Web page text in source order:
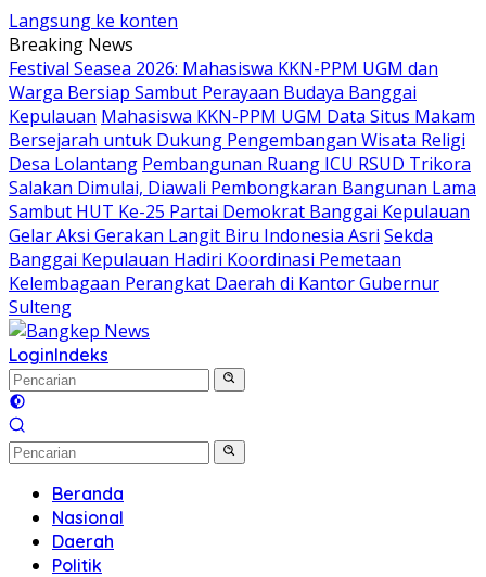
Langsung ke konten
Breaking News
Festival Seasea 2026: Mahasiswa KKN-PPM UGM dan
Warga Bersiap Sambut Perayaan Budaya Banggai
Kepulauan Mahasiswa KKN-PPM UGM Data Situs Makam
Bersejarah untuk Dukung Pengembangan Wisata Religi
Desa Lolantang Pembangunan Ruang ICU RSUD Trikora
Salakan Dimulai, Diawali Pembongkaran Bangunan Lama
Sambut HUT Ke-25 Partai Demokrat Banggai Kepulauan
Gelar Aksi Gerakan Langit Biru Indonesia Asri Sekda
Banggai Kepulauan Hadiri Koordinasi Pemetaan
Kelembagaan Perangkat Daerah di Kantor Gubernur
Sulteng
LoginIndeks
Beranda
Nasional
Daerah
Politik